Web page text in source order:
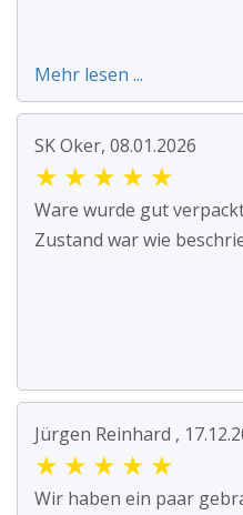
Mehr lesen ...
SK Oker, 08.01.2026
★ ★ ★ ★ ★
Ware wurde gut
Zustand war wie
Jürgen Reinhard ,
★ ★ ★ ★ ★
Wir haben ein paar